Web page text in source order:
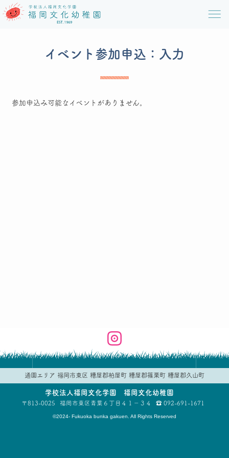
イベント参加申込：入力
参加申込み可能なイベントがありません。
通園エリア 福岡市東区 糟屋郡粕屋町 糟屋郡篠栗町 糟屋郡久山町
学校法人 福岡文化学園 福岡文化幼稚園
813-0025 福岡市東区青葉 ６丁目４１−３４ 092-691-1671
©2024- Fukuoka bunka gakuen. All Rights Reserved